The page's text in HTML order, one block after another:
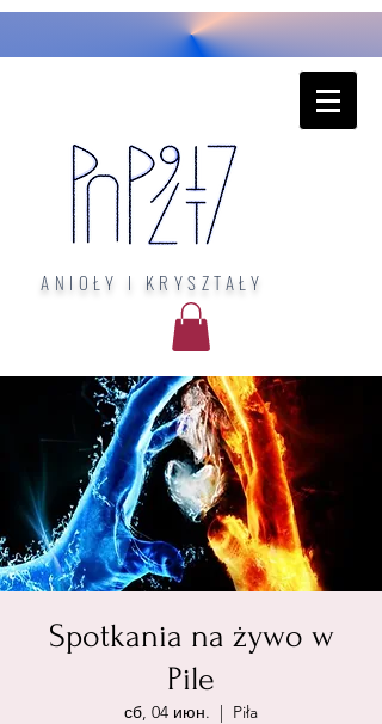
ANIOŁY I KRYSZTAŁY
Spotkania na żywo w
Pile
сб, 04 июн.
  |
Piła